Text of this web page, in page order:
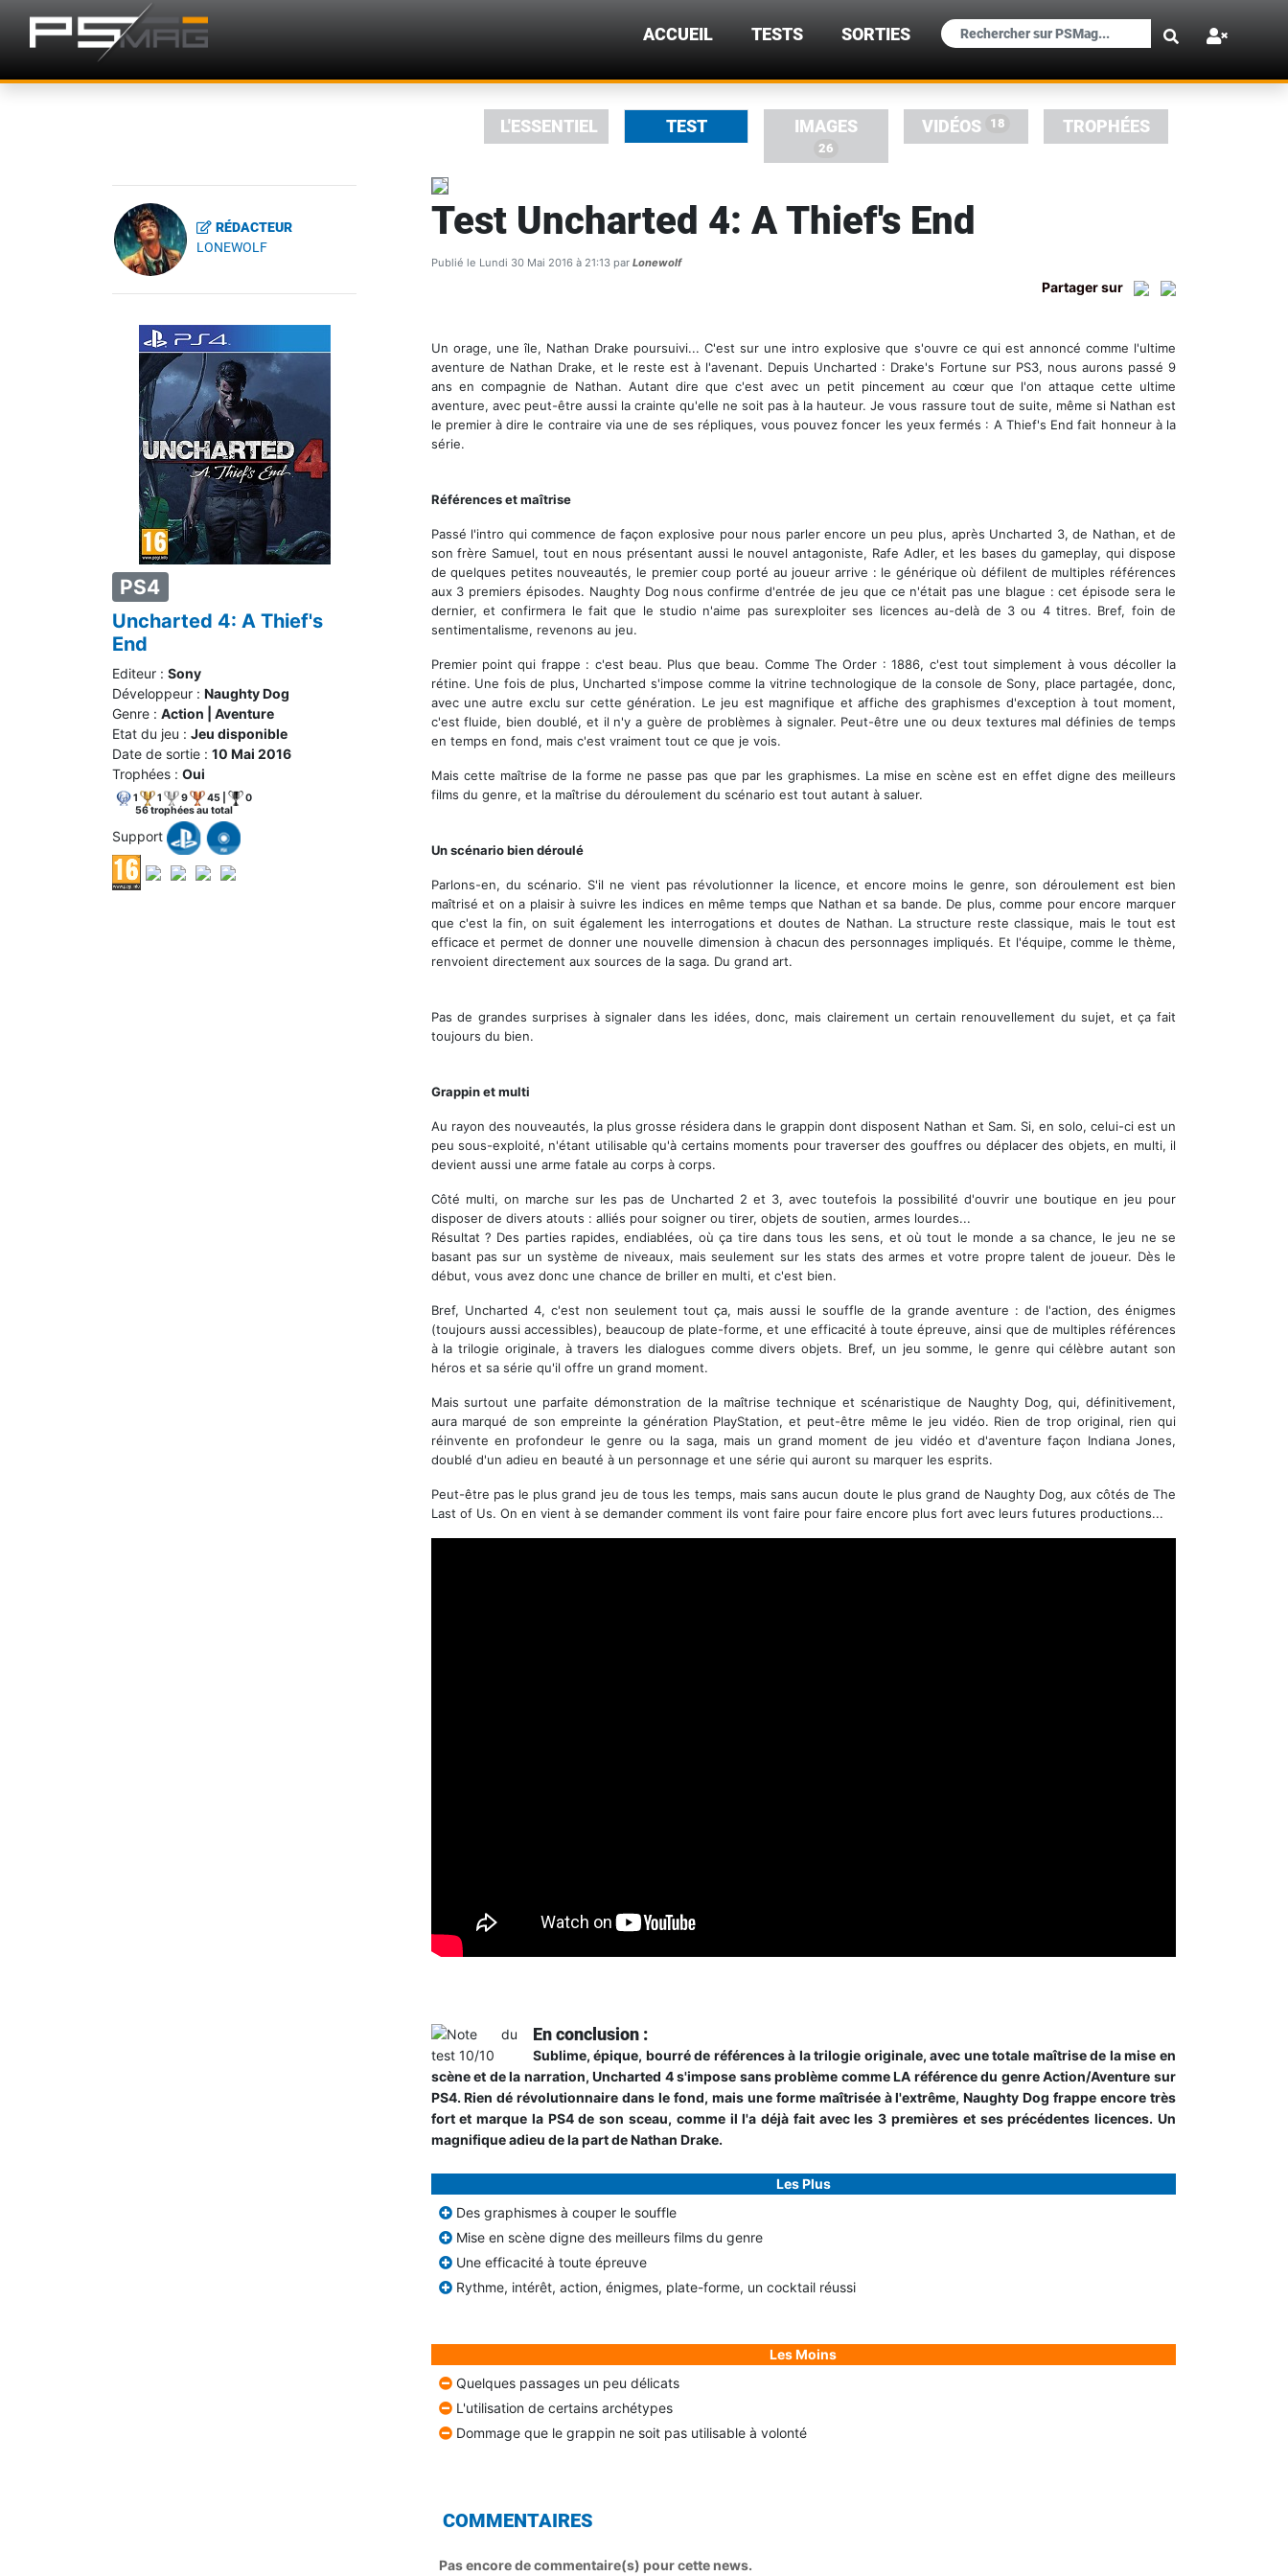
×
ACCUEIL TESTS SORTIES
L'ESSENTIEL TEST IMAGES
26
VIDÉOS 18 TROPHÉES
RÉDACTEUR
LONEWOLF
PS4
Uncharted 4: A Thief's
End
Editeur : Sony
Développeur : Naughty Dog
Genre : Action | Aventure
Etat du jeu : Jeu disponible
Date de sortie : 10 Mai 2016
Trophées : Oui
1 1 9 45 |
0
56 trophées au total
Support
Test Uncharted 4: A Thief's End
Publié le Lundi 30 Mai 2016 à 21:13 par Lonewolf
Partager sur
Un orage, une île, Nathan Drake poursuivi... C'est sur une intro explosive que s'ouvre ce qui est annoncé comme l'ultime
aventure de Nathan Drake, et le reste est à l'avenant. Depuis Uncharted : Drake's Fortune sur PS3, nous aurons passé 9
ans en compagnie de Nathan. Autant dire que c'est avec un petit pincement au cœur que l'on attaque cette ultime
aventure, avec peut-être aussi la crainte qu'elle ne soit pas à la hauteur. Je vous rassure tout de suite, même si Nathan est
le premier à dire le contraire via une de ses répliques, vous pouvez foncer les yeux fermés : A Thief's End fait honneur à la
série.
Références et maîtrise
Passé l'intro qui commence de façon explosive pour nous parler encore un peu plus, après Uncharted 3, de Nathan, et de
son frère Samuel, tout en nous présentant aussi le nouvel antagoniste, Rafe Adler, et les bases du gameplay, qui dispose
de quelques petites nouveautés, le premier coup porté au joueur arrive : le générique où défilent de multiples références
aux 3 premiers épisodes. Naughty Dog nous confirme d'entrée de jeu que ce n'était pas une blague : cet épisode sera le
dernier, et confirmera le fait que le studio n'aime pas surexploiter ses licences au-delà de 3 ou 4 titres. Bref, foin de
sentimentalisme, revenons au jeu.
Premier point qui frappe : c'est beau. Plus que beau. Comme The Order : 1886, c'est tout simplement à vous décoller la
rétine. Une fois de plus, Uncharted s'impose comme la vitrine technologique de la console de Sony, place partagée, donc,
avec une autre exclu sur cette génération. Le jeu est magnifique et affiche des graphismes d'exception à tout moment,
c'est fluide, bien doublé, et il n'y a guère de problèmes à signaler. Peut-être une ou deux textures mal définies de temps
en temps en fond, mais c'est vraiment tout ce que je vois.
Mais cette maîtrise de la forme ne passe pas que par les graphismes. La mise en scène est en effet digne des meilleurs
films du genre, et la maîtrise du déroulement du scénario est tout autant à saluer.
Un scénario bien déroulé
Parlons-en, du scénario. S'il ne vient pas révolutionner la licence, et encore moins le genre, son déroulement est bien
maîtrisé et on a plaisir à suivre les indices en même temps que Nathan et sa bande. De plus, comme pour encore marquer
que c'est la fin, on suit également les interrogations et doutes de Nathan. La structure reste classique, mais le tout est
efficace et permet de donner une nouvelle dimension à chacun des personnages impliqués. Et l'équipe, comme le thème,
renvoient directement aux sources de la saga. Du grand art.
Pas de grandes surprises à signaler dans les idées, donc, mais clairement un certain renouvellement du sujet, et ça fait
toujours du bien.
Grappin et multi
Au rayon des nouveautés, la plus grosse résidera dans le grappin dont disposent Nathan et Sam. Si, en solo, celui-ci est un
peu sous-exploité, n'étant utilisable qu'à certains moments pour traverser des gouffres ou déplacer des objets, en multi, il
devient aussi une arme fatale au corps à corps.
Côté multi, on marche sur les pas de Uncharted 2 et 3, avec toutefois la possibilité d'ouvrir une boutique en jeu pour
disposer de divers atouts : alliés pour soigner ou tirer, objets de soutien, armes lourdes...
Résultat ? Des parties rapides, endiablées, où ça tire dans tous les sens, et où tout le monde a sa chance, le jeu ne se
basant pas sur un système de niveaux, mais seulement sur les stats des armes et votre propre talent de joueur. Dès le
début, vous avez donc une chance de briller en multi, et c'est bien.
Bref, Uncharted 4, c'est non seulement tout ça, mais aussi le souffle de la grande aventure : de l'action, des énigmes
(toujours aussi accessibles), beaucoup de plate-forme, et une efficacité à toute épreuve, ainsi que de multiples références
à la trilogie originale, à travers les dialogues comme divers objets. Bref, un jeu somme, le genre qui célèbre autant son
héros et sa série qu'il offre un grand moment.
Mais surtout une parfaite démonstration de la maîtrise technique et scénaristique de Naughty Dog, qui, définitivement,
aura marqué de son empreinte la génération PlayStation, et peut-être même le jeu vidéo. Rien de trop original, rien qui
réinvente en profondeur le genre ou la saga, mais un grand moment de jeu vidéo et d'aventure façon Indiana Jones,
doublé d'un adieu en beauté à un personnage et une série qui auront su marquer les esprits.
Peut-être pas le plus grand jeu de tous les temps, mais sans aucun doute le plus grand de Naughty Dog, aux côtés de The
Last of Us. On en vient à se demander comment ils vont faire pour faire encore plus fort avec leurs futures productions...
En conclusion :
Sublime, épique, bourré de références à la trilogie originale, avec une totale maîtrise de la mise en
scène et de la narration, Uncharted 4 s'impose sans problème comme LA référence du genre Action/Aventure sur
PS4. Rien dé révolutionnaire dans le fond, mais une forme maîtrisée à l'extrême, Naughty Dog frappe encore très
fort et marque la PS4 de son sceau, comme il l'a déjà fait avec les 3 premières et ses précédentes licences. Un
magnifique adieu de la part de Nathan Drake.
Les Plus
Des graphismes à couper le souffle
Mise en scène digne des meilleurs films du genre
Une efficacité à toute épreuve
Rythme, intérêt, action, énigmes, plate-forme, un cocktail réussi
Les Moins
Quelques passages un peu délicats
L'utilisation de certains archétypes
Dommage que le grappin ne soit pas utilisable à volonté
COMMENTAIRES
Pas encore de commentaire(s) pour cette news.